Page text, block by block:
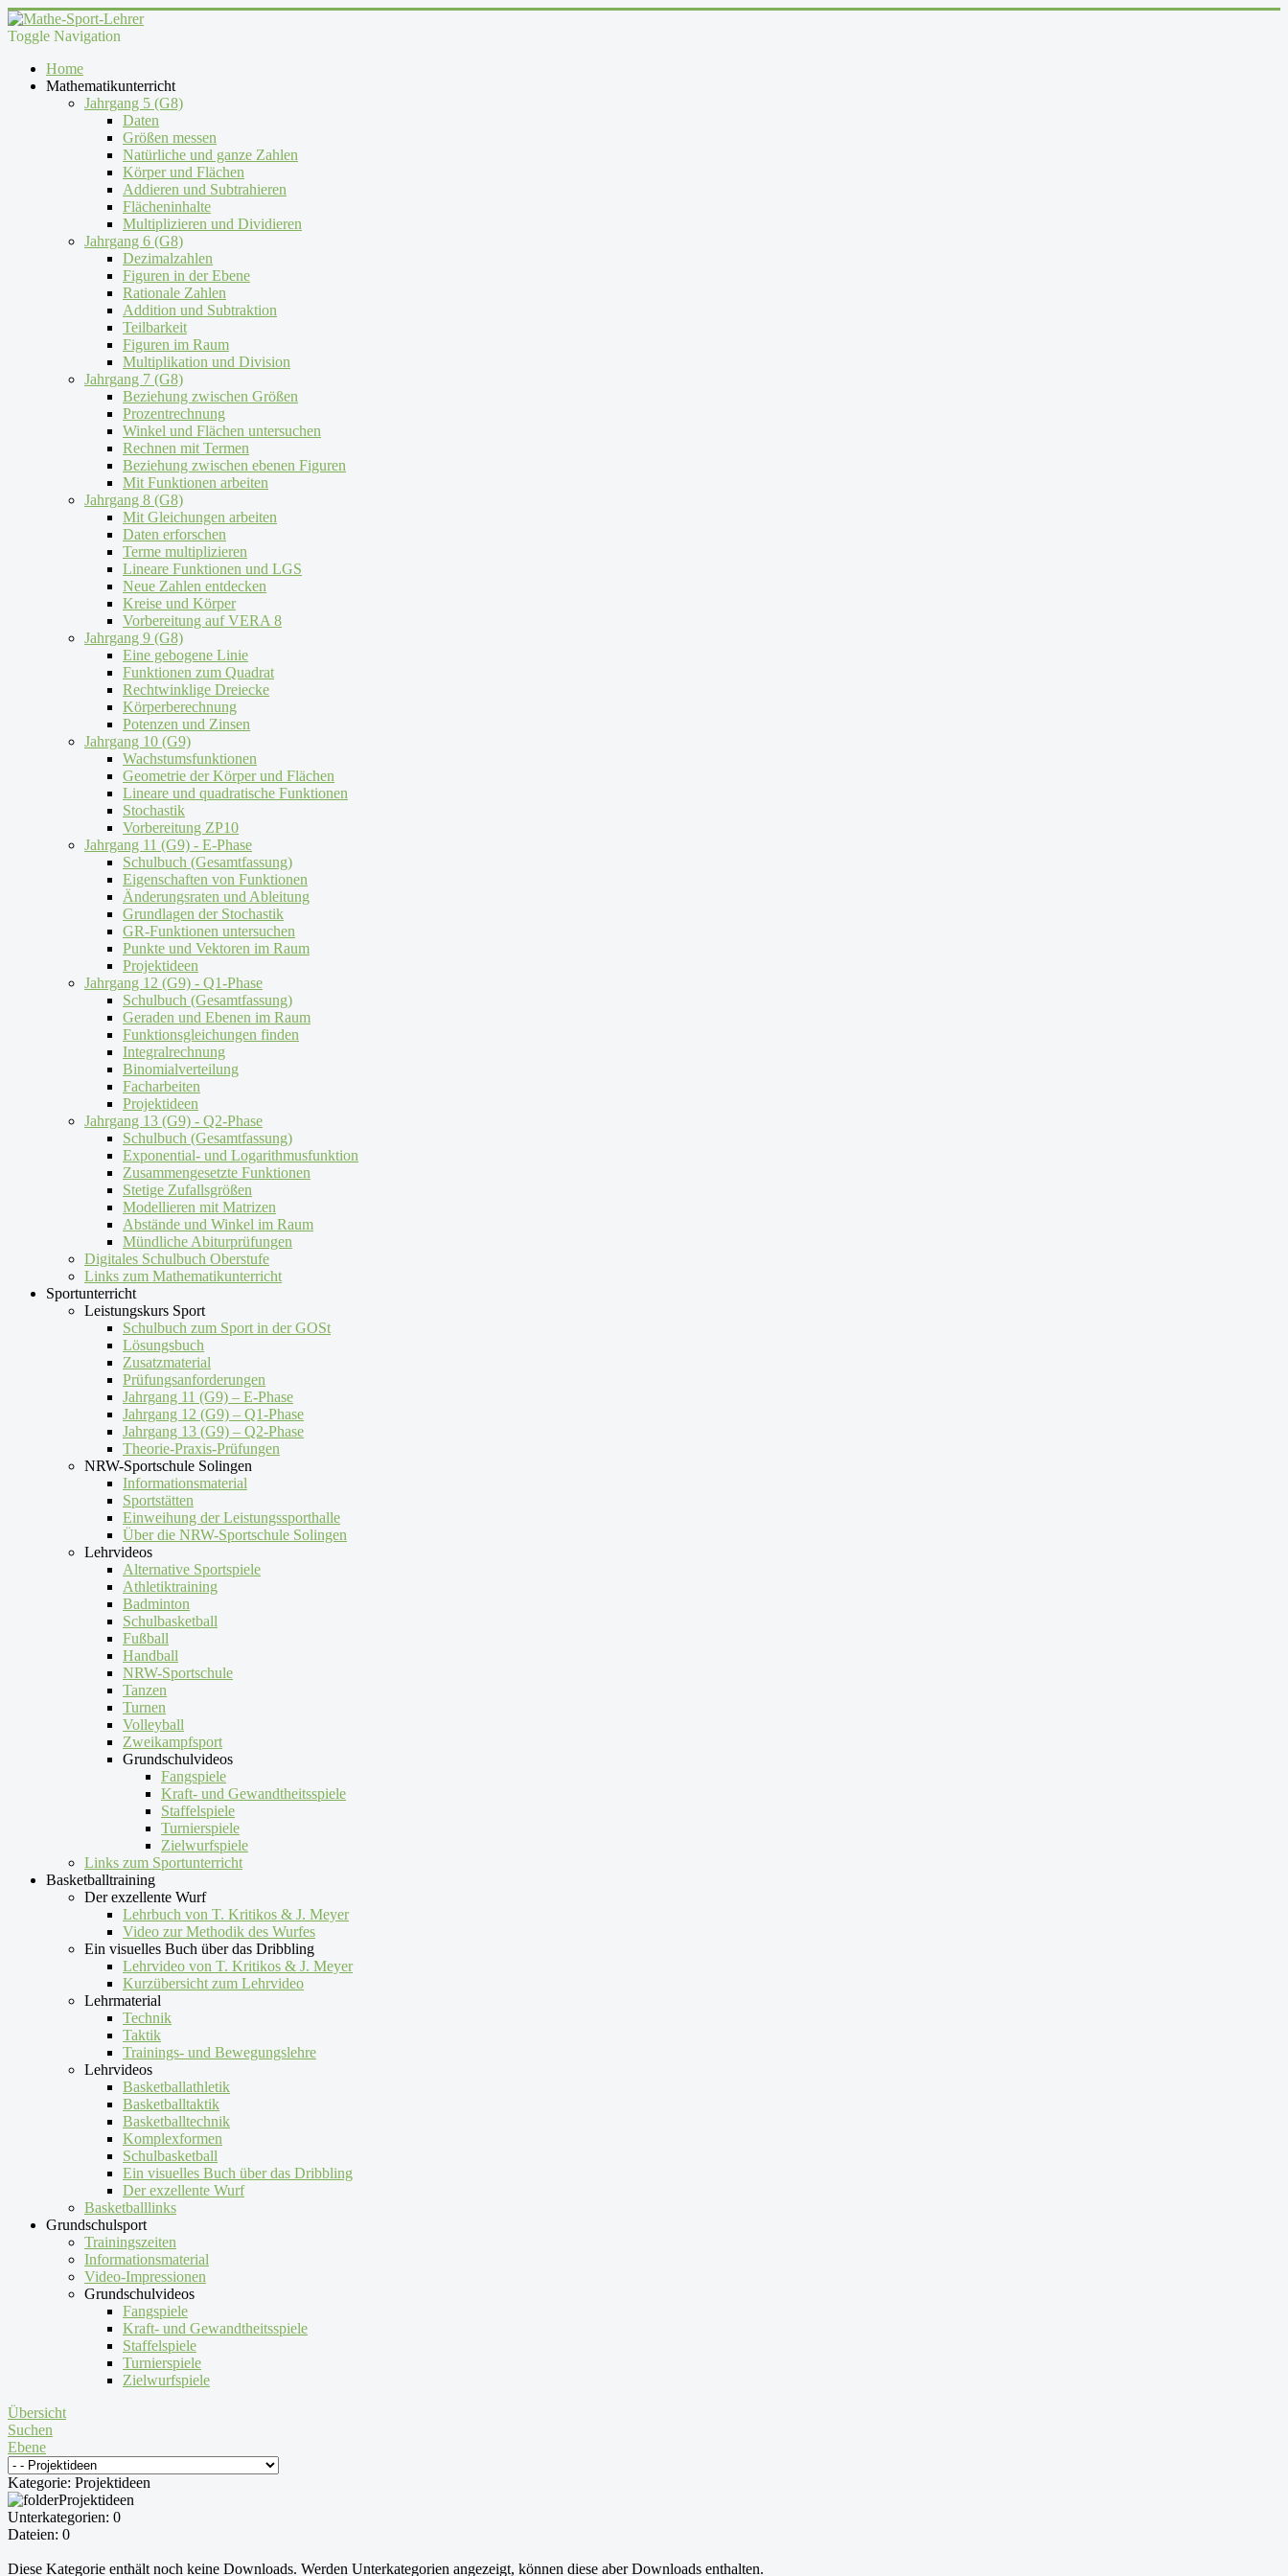
Toggle Navigation
Home
Mathematikunterricht
Jahrgang 5 (G8)
Daten
Größen messen
Natürliche und ganze Zahlen
Körper und Flächen
Addieren und Subtrahieren
Flächeninhalte
Multiplizieren und Dividieren
Jahrgang 6 (G8)
Dezimalzahlen
Figuren in der Ebene
Rationale Zahlen
Addition und Subtraktion
Teilbarkeit
Figuren im Raum
Multiplikation und Division
Jahrgang 7 (G8)
Beziehung zwischen Größen
Prozentrechnung
Winkel und Flächen untersuchen
Rechnen mit Termen
Beziehung zwischen ebenen Figuren
Mit Funktionen arbeiten
Jahrgang 8 (G8)
Mit Gleichungen arbeiten
Daten erforschen
Terme multiplizieren
Lineare Funktionen und LGS
Neue Zahlen entdecken
Kreise und Körper
Vorbereitung auf VERA 8
Jahrgang 9 (G8)
Eine gebogene Linie
Funktionen zum Quadrat
Rechtwinklige Dreiecke
Körperberechnung
Potenzen und Zinsen
Jahrgang 10 (G9)
Wachstumsfunktionen
Geometrie der Körper und Flächen
Lineare und quadratische Funktionen
Stochastik
Vorbereitung ZP10
Jahrgang 11 (G9) - E-Phase
Schulbuch (Gesamtfassung)
Eigenschaften von Funktionen
Änderungsraten und Ableitung
Grundlagen der Stochastik
GR-Funktionen untersuchen
Punkte und Vektoren im Raum
Projektideen
Jahrgang 12 (G9) - Q1-Phase
Schulbuch (Gesamtfassung)
Geraden und Ebenen im Raum
Funktionsgleichungen finden
Integralrechnung
Binomialverteilung
Facharbeiten
Projektideen
Jahrgang 13 (G9) - Q2-Phase
Schulbuch (Gesamtfassung)
Exponential- und Logarithmusfunktion
Zusammengesetzte Funktionen
Stetige Zufallsgrößen
Modellieren mit Matrizen
Abstände und Winkel im Raum
Mündliche Abiturprüfungen
Digitales Schulbuch Oberstufe
Links zum Mathematikunterricht
Sportunterricht
Leistungskurs Sport
Schulbuch zum Sport in der GOSt
Lösungsbuch
Zusatzmaterial
Prüfungsanforderungen
Jahrgang 11 (G9) – E-Phase
Jahrgang 12 (G9) – Q1-Phase
Jahrgang 13 (G9) – Q2-Phase
Theorie-Praxis-Prüfungen
NRW-Sportschule Solingen
Informationsmaterial
Sportstätten
Einweihung der Leistungssporthalle
Über die NRW-Sportschule Solingen
Lehrvideos
Alternative Sportspiele
Athletiktraining
Badminton
Schulbasketball
Fußball
Handball
NRW-Sportschule
Tanzen
Turnen
Volleyball
Zweikampfsport
Grundschulvideos
Fangspiele
Kraft- und Gewandtheitsspiele
Staffelspiele
Turnierspiele
Zielwurfspiele
Links zum Sportunterricht
Basketballtraining
Der exzellente Wurf
Lehrbuch von T. Kritikos & J. Meyer
Video zur Methodik des Wurfes
Ein visuelles Buch über das Dribbling
Lehrvideo von T. Kritikos & J. Meyer
Kurzübersicht zum Lehrvideo
Lehrmaterial
Technik
Taktik
Trainings- und Bewegungslehre
Lehrvideos
Basketballathletik
Basketballtaktik
Basketballtechnik
Komplexformen
Schulbasketball
Ein visuelles Buch über das Dribbling
Der exzellente Wurf
Basketballlinks
Grundschulsport
Trainingszeiten
Informationsmaterial
Video-Impressionen
Grundschulvideos
Fangspiele
Kraft- und Gewandtheitsspiele
Staffelspiele
Turnierspiele
Zielwurfspiele
Übersicht
Suchen
Ebene
Kategorie: Projektideen
Projektideen
Unterkategorien: 0
Dateien: 0
Diese Kategorie enthält noch keine Downloads. Werden Unterkategorien angezeigt, können diese aber Downloads enthalten.